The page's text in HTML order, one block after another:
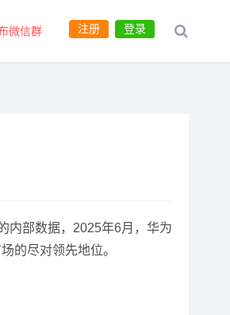
登录
注册
微信群
部数据，2025年6月，华为
的尽对领先地位。